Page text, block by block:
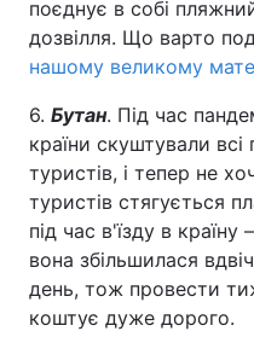
поєднує в собі
дозвілля. Що варто
нашому великому
6. Бутан. Під час
країни скуштували
туристів, і тепер не
туристів стягується
під час в'їзду в країну
вона збільшилася
день, тож провести
коштує дуже дорого.